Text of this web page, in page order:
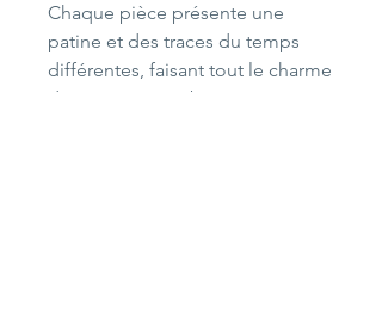
Chaque pièce présente une
patine et des traces du temps
différentes, faisant tout le charme
de ces anciens objets